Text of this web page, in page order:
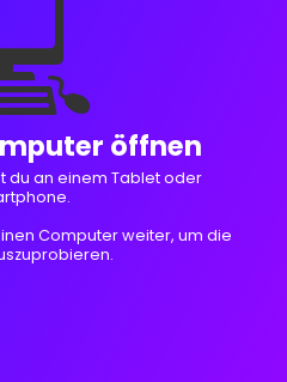
öffnen
du an einem Tablet oder
Computer weiter, um die